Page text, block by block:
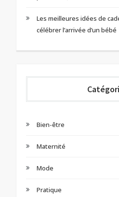
Les meilleures idées de
célébrer l’arrivée d’un bébé
Bien-être
Maternité
Mode
Pratique